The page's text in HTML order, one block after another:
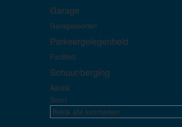
Garage
Garagesoorten
Parkeergelegenheid
Faciliteit
Schuur/berging
Aantal
Soort
Bekijk alle kenmerken